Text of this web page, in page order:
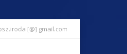
[@] gmail.com